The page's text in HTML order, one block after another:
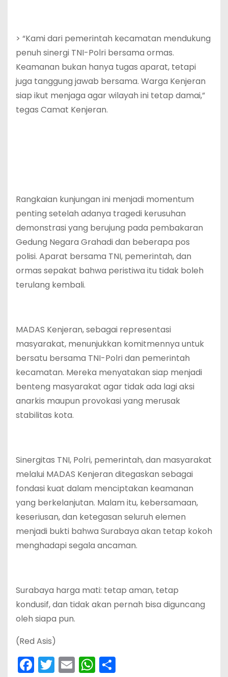
> “Kami dari pemerintah kecamatan mendukung
penuh sinergi TNI-Polri bersama ormas.
Keamanan bukan hanya tugas aparat, tetapi
juga tanggung jawab bersama. Warga Kenjeran
siap ikut menjaga agar wilayah ini tetap damai,”
tegas Camat Kenjeran.
Rangkaian kunjungan ini menjadi momentum
penting setelah adanya tragedi kerusuhan
demonstrasi yang berujung pada pembakaran
Gedung Negara Grahadi dan beberapa pos
polisi. Aparat bersama TNI, pemerintah, dan
ormas sepakat bahwa peristiwa itu tidak boleh
terulang kembali.
MADAS Kenjeran, sebagai representasi
masyarakat, menunjukkan komitmennya untuk
bersatu bersama TNI-Polri dan pemerintah
kecamatan. Mereka menyatakan siap menjadi
benteng masyarakat agar tidak ada lagi aksi
anarkis maupun provokasi yang merusak
stabilitas kota.
Sinergitas TNI, Polri, pemerintah, dan masyarakat
melalui MADAS Kenjeran ditegaskan sebagai
fondasi kuat dalam menciptakan keamanan
yang berkelanjutan. Malam itu, kebersamaan,
keseriusan, dan ketegasan seluruh elemen
menjadi bukti bahwa Surabaya akan tetap kokoh
menghadapi segala ancaman.
Surabaya harga mati: tetap aman, tetap
kondusif, dan tidak akan pernah bisa diguncang
oleh siapa pun.
(Red Asis)
F T E W